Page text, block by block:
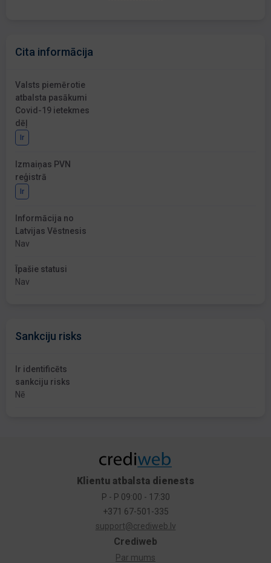
Cita informācija
Valsts piemērotie
atbalsta pasākumi
Covid-19 ietekmes
dēļ
Ir
Izmaiņas PVN
reģistrā
Ir
Informācija no
Latvijas Vēstnesis
Nav
Īpašie statusi
Nav
Sankciju risks
Ir identificēts
sankciju risks
Nē
Crediweb
Par mums
Klientu atbalsta dienests
P - P 09:00 - 17:30
+371 67-501-335
support@crediweb.lv